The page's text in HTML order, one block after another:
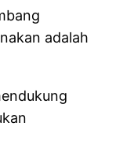
adalah